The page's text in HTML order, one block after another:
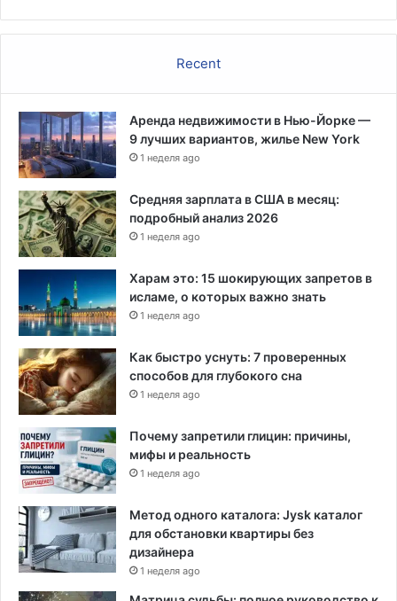
Recent
Аренда недвижимости в Нью-Йорке —
9 лучших вариантов, жилье New York
1 неделя ago
Средняя зарплата в США в месяц:
подробный анализ 2026
1 неделя ago
Харам это: 15 шокирующих запретов в
исламе, о которых важно знать
1 неделя ago
Как быстро уснуть: 7 проверенных
способов для глубокого сна
1 неделя ago
Почему запретили глицин: причины,
мифы и реальность
1 неделя ago
Метод одного каталога: Jysk каталог
для обстановки квартиры без
дизайнера
1 неделя ago